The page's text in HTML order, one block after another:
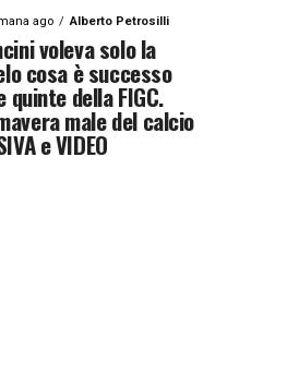
ago Alberto Petrosilli
voleva solo la
cosa è successo
della FIGC.
male del calcio
e VIDEO